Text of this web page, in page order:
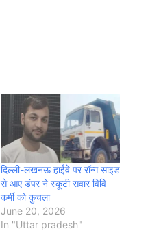
दिल्ली-लखनऊ हाईवे पर रॉन्ग साइड
से आए डंपर ने स्कूटी सवार विवि
कर्मी को कुचला
June 20, 2026
In "Uttar pradesh"